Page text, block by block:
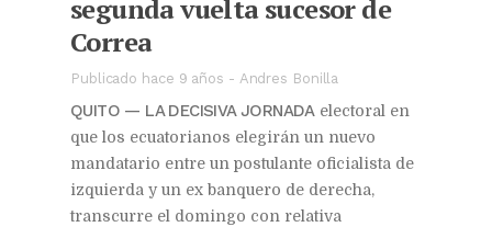
segunda vuelta sucesor de
Correa
Publicado hace 9 años - Andres Bonilla
QUITO — LA DECISIVA JORNADAelectoral en
que los ecuatorianos elegirán un nuevo
mandatario entre un postulante oficialista de
izquierda y un ex banquero de derecha,
transcurre el domingo con relativa